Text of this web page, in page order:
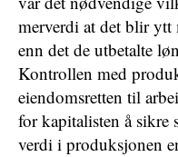
merverdi at det blir ytt
enn det de utbetalte
Kontrollen med
eiendomsretten til
for kapitalisten å sikre
verdi i produksjonen